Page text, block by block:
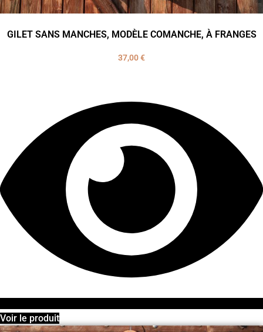
GILET SANS MANCHES, MODÈLE COMANCHE, À FRANGES
37,00€
Voir le produit